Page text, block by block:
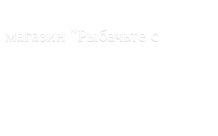
"Рыбачьте с